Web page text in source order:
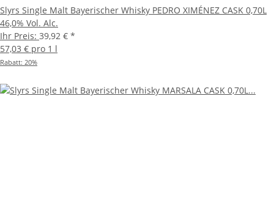
Slyrs Single Malt Bayerischer Whisky PEDRO XIMÉNEZ CASK 0,70L
46,0% Vol. Alc.
Ihr Preis: 39,92 € *
57,03 € pro 1 l
Rabatt: 20%